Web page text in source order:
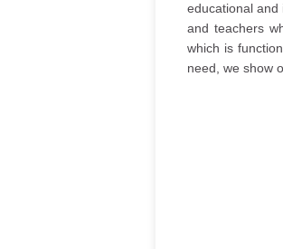
educational and
and teachers
which is
need, we show